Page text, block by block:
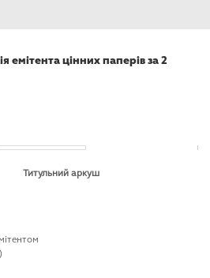
емітента цінних паперів за 2
аркуш